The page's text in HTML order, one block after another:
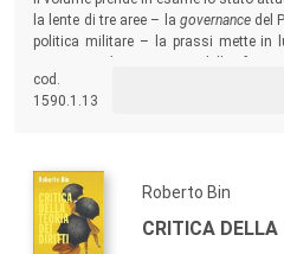
la lente di tre aree – la governance del
politica militare – la prassi mette in
Presidente del Consiglio e
cod.
1590.1.13
Roberto Bin
CRITICA